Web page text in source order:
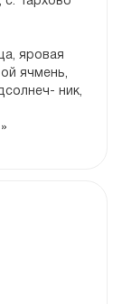
яровая
ячмень,
ник,